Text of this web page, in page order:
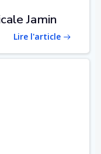
Jamin
Lire l'article